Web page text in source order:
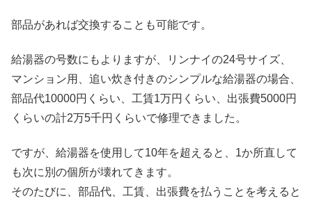
部品があれば交換することも可能です。
給湯器の号数にもよりますが、リンナイの24号サイズ、
マンション用、追い炊き付きのシンプルな給湯器の場合、
部品代10000円くらい、工賃1万円くらい、出張費5000円
くらいの計2万5千円くらいで修理できました。
ですが、給湯器を使用して10年を超えると、1か所直して
も次に別の個所が壊れてきます。
そのたびに、部品代、工賃、出張費を払うことを考えると